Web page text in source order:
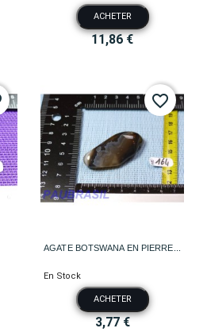
ACHETER
11,86 €
AGATE BOTSWANA EN PIERRE...
En Stock
ACHETER
3,77 €
favorite_border